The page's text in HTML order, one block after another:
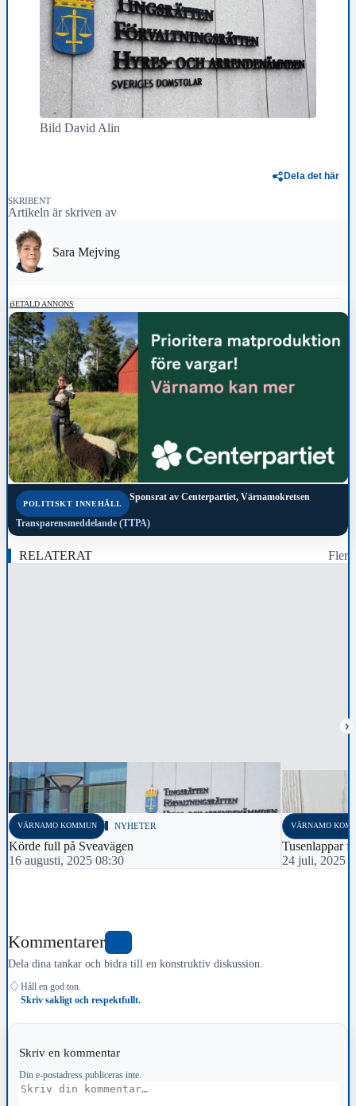
Bild David Alin
Dela det här
SKRIBENT
Artikeln är skriven av
Sara Mejving
BETALD ANNONS
POLITISKT INNEHÅLL
Sponsrat av Centerpartiet, Värnamokretsen
Transparensmeddelande (TTPA)
RELATERAT Fler
›
VÄRNAMO KOMMUN NYHETER
Körde full på Sveavägen
16 augusti, 2025 08:30
VÄRNAMO
Tusenlappar
24 juli, 2025
Kommentarer
Dela dina tankar och bidra till en konstruktiv diskussion.
♢ Håll en god ton.
Skriv sakligt och respektfullt.
Skriv en kommentar
Din e-postadress publiceras inte.
Kommentar